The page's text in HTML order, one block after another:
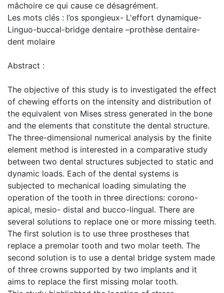
mâchoire ce qui cause ce désagrément.
Les mots clés : l’os spongieux- L'effort dynamique-
Linguo-buccal-bridge dentaire –prothèse dentaire-
dent molaire
Abstract :
The objective of this study is to investigated the effect
of chewing efforts on the intensity and distribution of
the equivalent von Mises stress generated in the bone
and the elements that constitute the dental structure.
The three-dimensional numerical analysis by the finite
element method is interested in a comparative study
between two dental structures subjected to static and
dynamic loads. Each of the dental systems is
subjected to mechanical loading simulating the
operation of the tooth in three directions: corono-
apical, mesio- distal and bucco-lingual. There are
several solutions to replace one or more missing teeth.
The first solution is to use three prostheses that
replace a premolar tooth and two molar teeth. The
second solution is to use a dental bridge system made
of three crowns supported by two implants and it
aims to replace the first missing molar tooth.